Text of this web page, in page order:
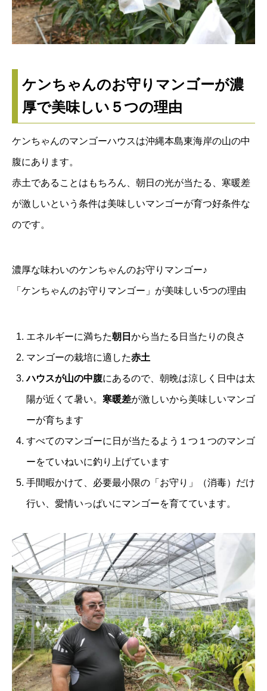
ケンちゃんのお守りマンゴーが濃
厚で美味しい５つの理由
ケンちゃんのマンゴーハウスは沖縄本島東海岸の山の中
腹にあります。
赤土であることはもちろん、朝日の光が当たる、寒暖差
が激しいという条件は美味しいマンゴーが育つ好条件な
のです。
濃厚な味わいのケンちゃんのお守りマンゴー♪
「ケンちゃんのお守りマンゴー」が美味しい5つの理由
エネルギーに満ちた朝日 から当たる日当たりの良さ
マンゴーの栽培に適した赤土
ハウスが山の中腹にあるので、朝晩は涼しく日中は太
陽が近くて暑い。 寒暖差が激しいから美味しいマンゴ
ーが育ちます
すべてのマンゴーに日が当たるよう１つ１つのマンゴ
ーをていねいに釣り上げています
手間暇かけて、必要最小限の「お守り」（消毒）だけ
行い、愛情いっぱいにマンゴーを育てています。